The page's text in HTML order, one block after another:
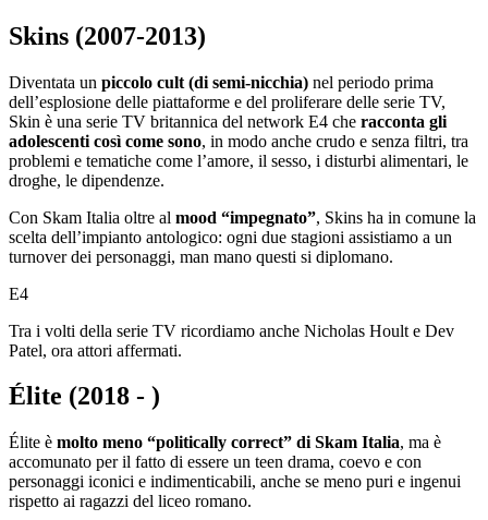
Skins (2007-2013)
Diventata un piccolo cult (di semi-nicchia) nel periodo prima
dell’esplosione delle piattaforme e del proliferare delle serie TV,
Skin è una serie TV britannica del network E4 che racconta gli
adolescenti così come sono, in modo anche crudo e senza filtri, tra
problemi e tematiche come l’amore, il sesso, i disturbi alimentari, le
droghe, le dipendenze.
Con Skam Italia oltre al mood “impegnato”, Skins ha in comune la
scelta dell’impianto antologico: ogni due stagioni assistiamo a un
turnover dei personaggi, man mano questi si diplomano.
E4
Tra i volti della serie TV ricordiamo anche Nicholas Hoult e Dev
Patel, ora attori affermati.
Élite (2018 - )
Élite è molto meno “politically correct” di Skam Italia, ma è
accomunato per il fatto di essere un teen drama, coevo e con
personaggi iconici e indimenticabili, anche se meno puri e ingenui
rispetto ai ragazzi del liceo romano.